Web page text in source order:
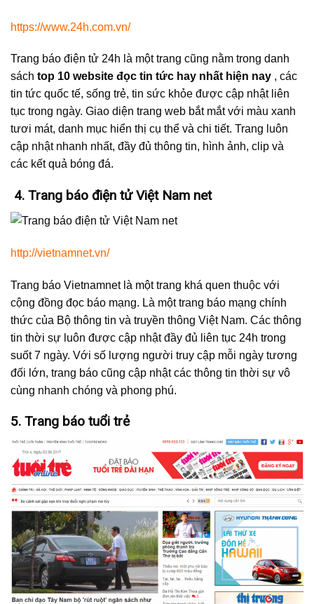
https://www.24h.com.vn/
Trang báo điện tử 24h là một trang cũng nằm trong danh
sách top 10 website đọc tin tức hay nhất hiện nay , các
tin tức quốc tế, sống trẻ, tin sức khỏe được cập nhật liên
tục trong ngày. Giao diện trang web bắt mắt với màu xanh
tươi mát, danh mục hiển thị cụ thể và chi tiết. Trang luôn
cập nhật nhanh nhất, đầy đủ thông tin, hình ảnh, clip và
các kết quả bóng đá.
4. Trang báo điện tử Việt Nam net
http://vietnamnet.vn/
Trang báo Vietnamnet là một trang khá quen thuộc với
cộng đồng đọc báo mạng. Là một trang báo mạng chính
thức của Bộ thông tin và truyền thông Việt Nam. Các thông
tin thời sự luôn được cập nhật đầy đủ liên tục 24h trong
suốt 7 ngày. Với số lượng người truy cập mỗi ngày tương
đối lớn, trang báo cũng cập nhật các thông tin thời sự vô
cùng nhanh chóng và phong phú.
5. Trang báo tuổi trẻ